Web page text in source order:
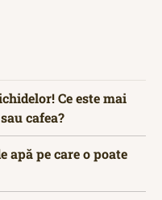
Ce este mai
cafea?
apă pe care o poate